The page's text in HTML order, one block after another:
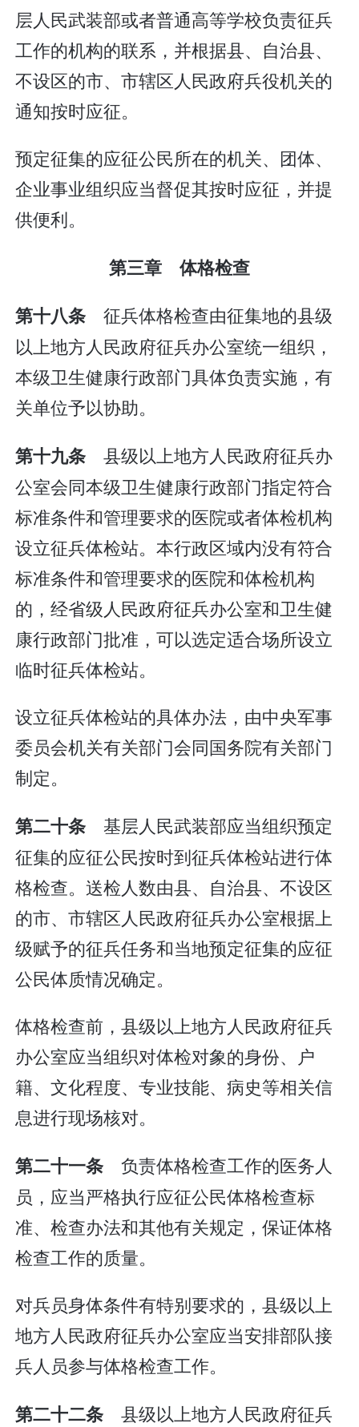
层人民武装部或者普通高等学校负责征兵
工作的机构的联系，并根据县、自治县、
不设区的市、市辖区人民政府兵役机关的
通知按时应征。
预定征集的应征公民所在的机关、团体、
企业事业组织应当督促其按时应征，并提
供便利。
第三章 体格检查
第十八条 征兵体格检查由征集地的县级
以上地方人民政府征兵办公室统一组织，
本级卫生健康行政部门具体负责实施，有
关单位予以协助。
第十九条 县级以上地方人民政府征兵办
公室会同本级卫生健康行政部门指定符合
标准条件和管理要求的医院或者体检机构
设立征兵体检站。本行政区域内没有符合
标准条件和管理要求的医院和体检机构
的，经省级人民政府征兵办公室和卫生健
康行政部门批准，可以选定适合场所设立
临时征兵体检站。
设立征兵体检站的具体办法，由中央军事
委员会机关有关部门会同国务院有关部门
制定。
第二十条 基层人民武装部应当组织预定
征集的应征公民按时到征兵体检站进行体
格检查。送检人数由县、自治县、不设区
的市、市辖区人民政府征兵办公室根据上
级赋予的征兵任务和当地预定征集的应征
公民体质情况确定。
体格检查前，县级以上地方人民政府征兵
办公室应当组织对体检对象的身份、户
籍、文化程度、专业技能、病史等相关信
息进行现场核对。
第二十一条 负责体格检查工作的医务人
员，应当严格执行应征公民体格检查标
准、检查办法和其他有关规定，保证体格
检查工作的质量。
对兵员身体条件有特别要求的，县级以上
地方人民政府征兵办公室应当安排部队接
兵人员参与体格检查工作。
第二十二条 县级以上地方人民政府征兵